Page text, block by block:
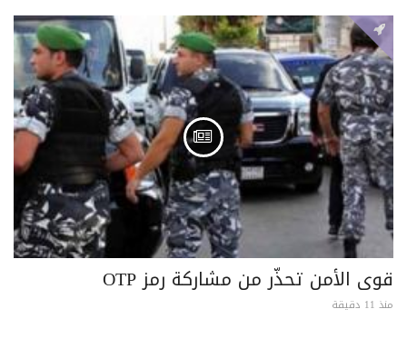
قوى الأمن تحذّر من مشاركة رمز OTP
منذ 11 دقيقة